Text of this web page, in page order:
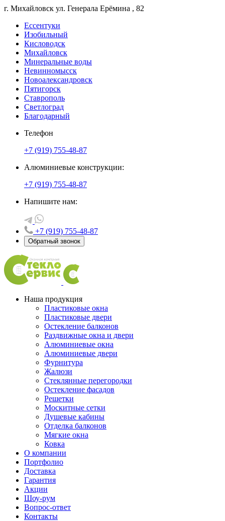
г. Михайловск ул. Генерала Ерёмина , 82
Ессентуки
Изобильный
Кисловодск
Михайловск
Минеральные воды
Невинномысск
Новоалександровск
Пятигорск
Ставрополь
Светлоград
Благодарный
Телефон
+7 (919) 755-48-87
Алюминиевые конструкции:
+7 (919) 755-48-87
Напишите нам:
+7 (919) 755-48-87
Обратный звонок
Наша продукция
Пластиковые окна
Пластиковые двери
Остекление балконов
Раздвижные окна и двери
Алюминиевые окна
Алюминиевые двери
Фурнитура
Жалюзи
Стеклянные перегородки
Остекление фасадов
Решетки
Москитные сетки
Душевые кабины
Отделка балконов
Мягкие окна
Ковка
О компании
Портфолио
Доставка
Гарантия
Акции
Шоу-рум
Вопрос-ответ
Контакты